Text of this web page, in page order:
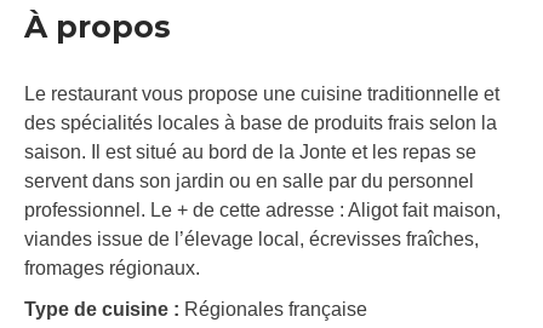
À propos
Le restaurant vous propose une cuisine traditionnelle et
des spécialités locales à base de produits frais selon la
saison. Il est situé au bord de la Jonte et les repas se
servent dans son jardin ou en salle par du personnel
professionnel. Le + de cette adresse : Aligot fait maison,
viandes issue de l’élevage local, écrevisses fraîches,
fromages régionaux.
Type de cuisine : Régionales française